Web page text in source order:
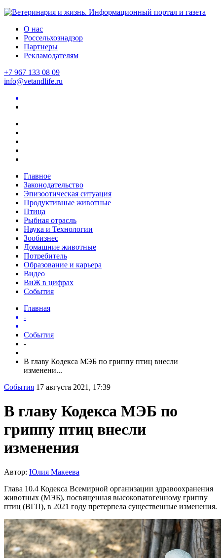
О нас
Россельхознадзор
Партнеры
Рекламодателям
+7 967 133 08 09
info@vetandlife.ru
Главное
Законодательство
Эпизоотическая ситуация
Продуктивные животные
Птица
Рыбная отрасль
Наука и Технологии
Зообизнес
Домашние животные
Потребитель
Образование и карьера
Видео
ВиЖ в цифрах
События
Главная
-
События
-
В главу Кодекса МЭБ по гриппу птиц внесли
изменени...
События 17 августа 2021, 17:39
В главу Кодекса МЭБ по
гриппу птиц внесли
изменения
Автор: Юлия Макеева
Глава 10.4 Кодекса Всемирной организации здравоохранения
животных (МЭБ), посвященная высокопатогенному гриппу
птиц (ВГП), в 2021 году претерпела существенные изменения.